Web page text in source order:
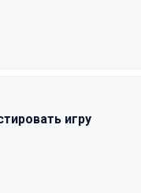
игру